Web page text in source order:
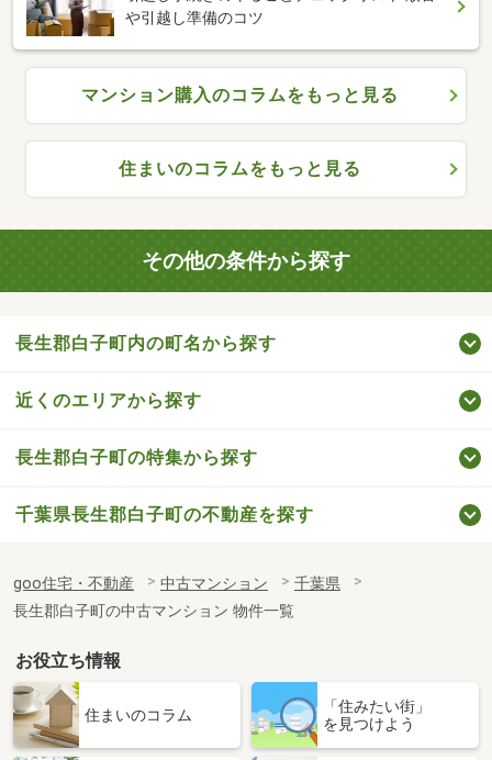
や引越し準備のコツ
マンション購入のコラムをもっと見る
住まいのコラムをもっと見る
その他の条件から探す
長生郡白子町内の町名から探す
近くのエリアから探す
長生郡白子町の特集から探す
千葉県長生郡白子町の不動産を探す
goo住宅・不動産 中古マンション
千葉県
長生郡白子町の中古マンション 物件一覧
お役立ち情報
住まいのコラム
「住みたい街」
を見つけよう